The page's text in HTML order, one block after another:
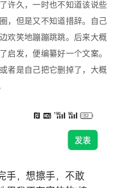
许久，一时也不知道该说些
，但是又不知道措辞。自己
欢笑地蹦蹦跳跳。后来大概
启发，便编纂好一个文案。
者是自己把它删掉了，大概